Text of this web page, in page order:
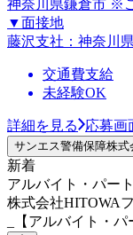
神奈川県鎌倉市 ※
▼面接地
藤沢支社：神奈川
交通費支給
未経験OK
詳細を見る 応募画
サンエス警備保障株
新着
アルバイト・パート
株式会社HITOWA
_【アルバイト・